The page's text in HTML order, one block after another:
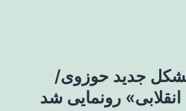
جدید حوزوی/
رونمایی شد